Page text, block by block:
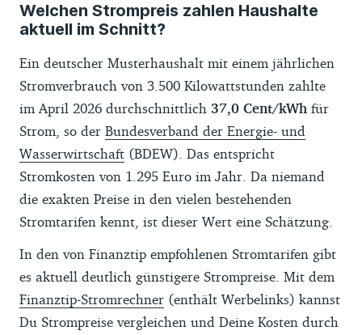
die von Finanztip empfohlenen Stromtarife
aus, dieverbraucherfreundliche Kriterien
erfüllen. Dafür erheben wir für mehr als 100
Orte in ganz Deutschland die Top 3 der
günstigen Stromtarife und bilden daraus
einen Mittelwert. Um die Preise besonders
realistisch abzubilden, rechnen wir auch
den jährlichen Grundpreis der Tarife in den
Preis pro Kilowattstunde ein. Eventuelle
Neukundenboni , die viele Stromanbieter im
dagegen nicht in den aktuellen Strompreis
ImFinanztip-Strompreisrechner(enthält
Welchen Strompreis zahlen Haushalte
aktuell im Schnitt?
Ein deutscher Musterhaushalt mit einem jährlichen
Stromverbrauch von 3.500 Kilowattstunden zahlte
im April 2026 durchschnittlich 37,0 Cent/kWh für
Strom, so der Bundesverband der Energie- und
Wasserwirtschaft (BDEW). Das entspricht
Stromkosten von 1.295 Euro im Jahr. Da niemand
die exakten Preise in den vielen bestehenden
Stromtarifen kennt, ist dieser Wert eine Schätzung.
In den von Finanztip empfohlenen Stromtarifen gibt
es aktuell deutlich günstigere Strompreise. Mit dem
Finanztip-Stromrechner (enthält Werbelinks) kannst
Du Strompreise vergleichen und Deine Kosten durch